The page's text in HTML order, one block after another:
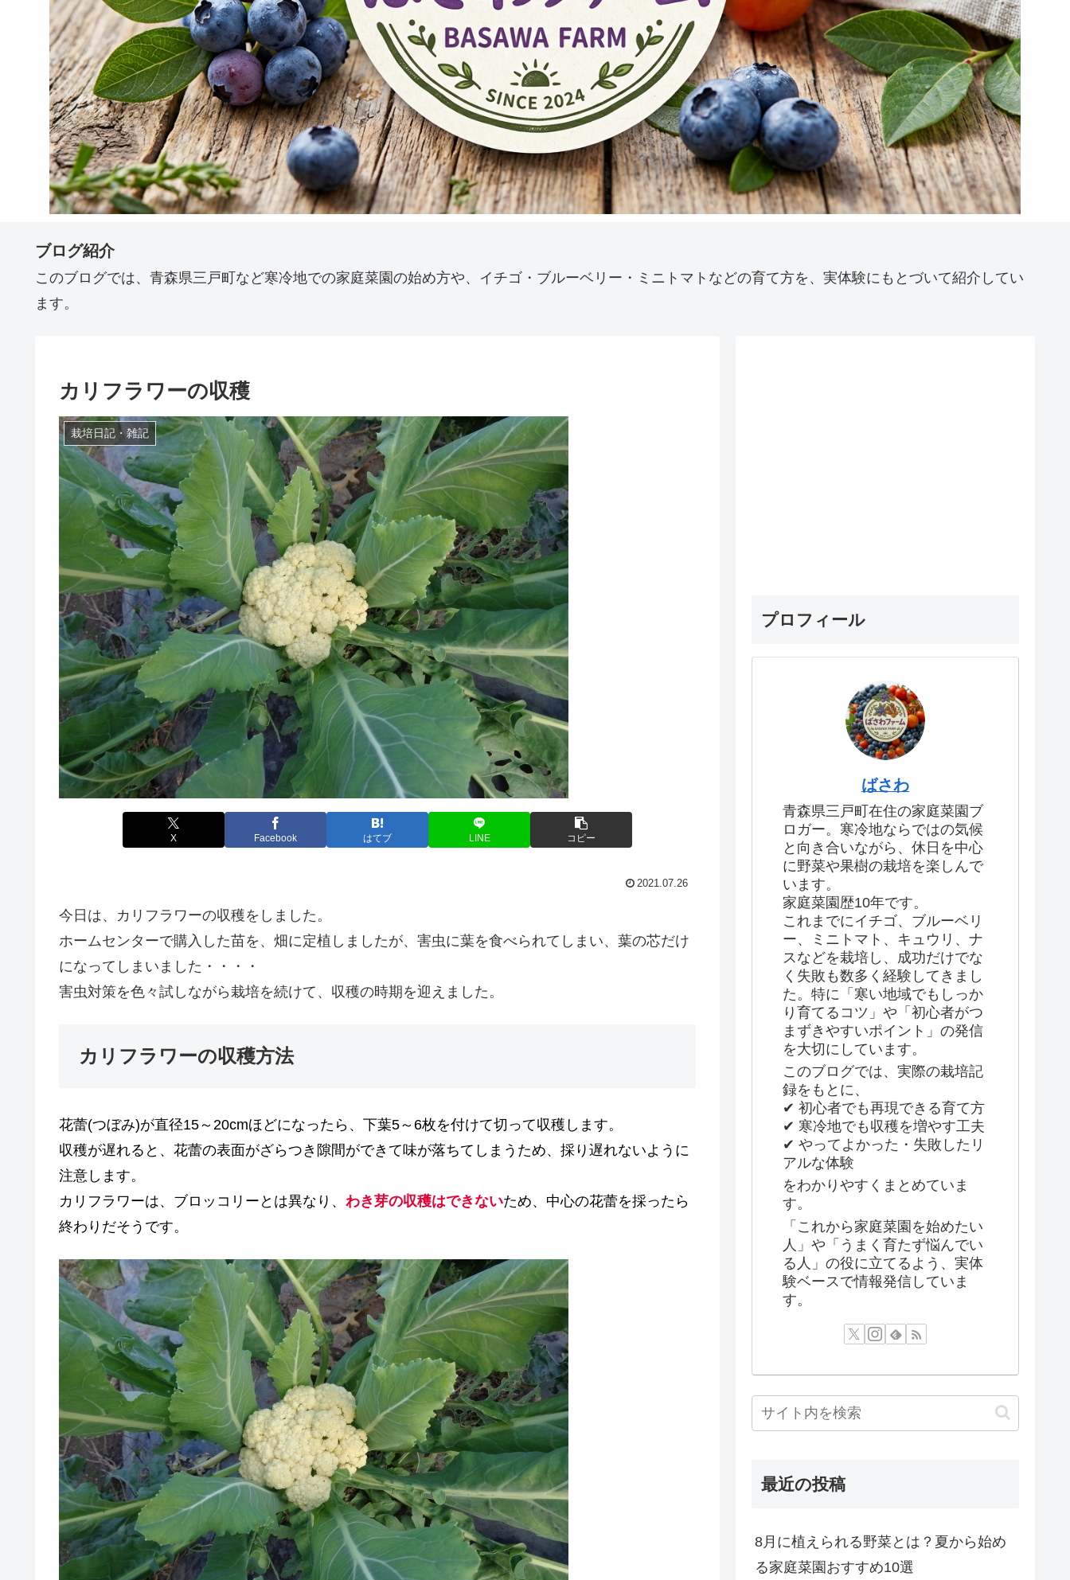
ブログ紹介
このブログでは、青森県三戸町など寒冷地での家庭菜園の始め方や、イチゴ・ブルーベリー・ミニトマトなどの育て方を、実体験にもとづいて紹介してい
ます。
カリフラワーの収穫
栽培日記・雑記
X Facebook はてブ LINE コピー
2021.07.26
今日は、カリフラワーの収穫をしました。
ホームセンターで購入した苗を、畑に定植しましたが、害虫に葉を食べられてしまい、葉の芯だけ
になってしまいました・・・・
害虫対策を色々試しながら栽培を続けて、収穫の時期を迎えました。
カリフラワーの収穫方法
花蕾(つぼみ)が直径15～20cmほどになったら、下葉5～6枚を付けて切って収穫します。
収穫が遅れると、花蕾の表面がざらつき隙間ができて味が落ちてしまうため、採り遅れないように
注意します。
カリフラワーは、ブロッコリーとは異なり、 わき芽の収穫はできないため、中心の花蕾を採ったら
終わりだそうです。
プロフィール
ばさわ
青森県三戸町在住の家庭菜園ブ
ロガー。寒冷地ならではの気候
と向き合いながら、休日を中心
に野菜や果樹の栽培を楽しんで
います。
家庭菜園歴10年です。
これまでにイチゴ、ブルーベリ
ー、ミニトマト、キュウリ、ナ
スなどを栽培し、成功だけでな
く失敗も数多く経験してきまし
た。特に「寒い地域でもしっか
り育てるコツ」や「初心者がつ
まずきやすいポイント」の発信
を大切にしています。
このブログでは、実際の栽培記
録をもとに、
✔ 初心者でも再現できる育て方
✔ 寒冷地でも収穫を増やす工夫
✔ やってよかった・失敗したリ
アルな体験
をわかりやすくまとめていま
す。
「これから家庭菜園を始めたい
人」や「うまく育たず悩んでい
る人」の役に立てるよう、実体
験ベースで情報発信していま
す。
最近の投稿
8月に植えられる野菜とは？夏から始め
る家庭菜園おすすめ10選